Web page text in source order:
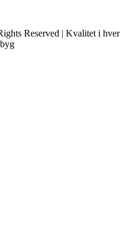
Reserved | Kvalitet i hver